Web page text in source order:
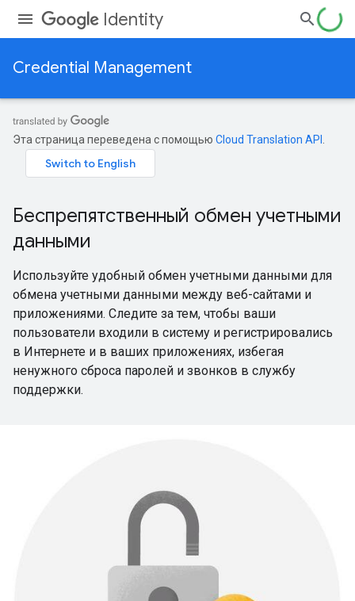
Identity
Credential Management
Эта страница переведена с помощью Cloud Translation API
Беспрепятственный обмен учетными
данными
Используйте удобный обмен учетными данными для
обмена учетными данными между веб-сайтами и
приложениями. Следите за тем, чтобы ваши
пользователи входили в систему и регистрировались
в Интернете и в ваших приложениях, избегая
ненужного сброса паролей и звонков в службу
поддержки.